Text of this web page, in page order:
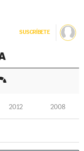
SUSCRÍBETE
2012 2008